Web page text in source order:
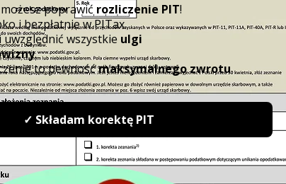
lokale stanowiące odrębną własność lub
Amortyzacji podlegają też jako prawa
spółdzielcze własnościowe prawo do lokalu
spółdzielcze prawo do lokalu użytkowego oraz
jednorodzinnego w spółdzielni mieszkaniowej.
Natomiast przepisy podatkowe nie pozwalają
wyjątkiem tych, któresłużą wydobyciu kopalin
użytkowania wieczystego gruntów..